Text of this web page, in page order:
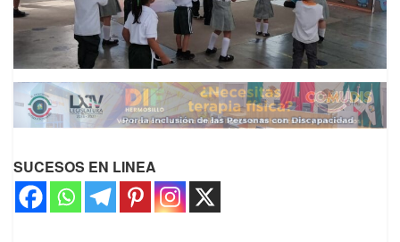
SUCESOS EN LINEA